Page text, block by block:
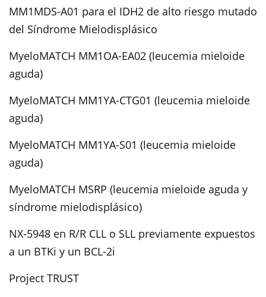
MM1MDS-A01 para el IDH2 de alto riesgo mutado
del Síndrome Mielodisplásico
MyeloMATCH MM1OA-EA02 (leucemia mieloide
aguda)
MyeloMATCH MM1YA-CTG01 (leucemia mieloide
aguda)
MyeloMATCH MM1YA-S01 (leucemia mieloide
aguda)
MyeloMATCH MSRP (leucemia mieloide aguda y
síndrome mielodisplásico)
NX-5948 en R/R CLL o SLL previamente expuestos
a un BTKi y un BCL-2i
Project TRUST